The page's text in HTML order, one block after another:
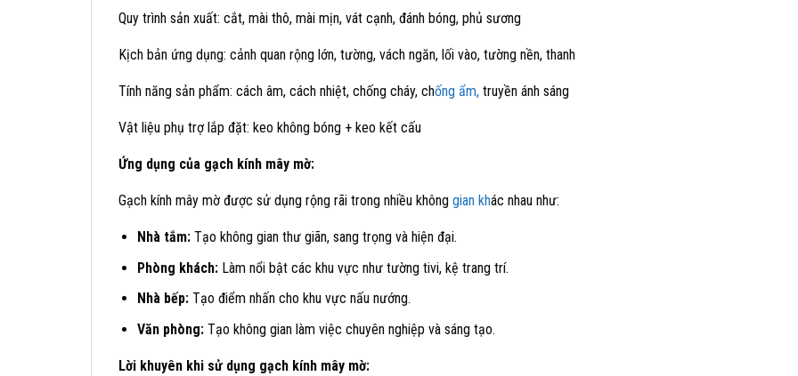
Quy trình sản xuất: cắt, mài thô, mài mịn, vát cạnh, đánh bóng, phủ sương
Kịch bản ứng dụng: cảnh quan rộng lớn, tường, vách ngăn, lối vào, tường nền, thanh
Tính năng sản phẩm: cách âm, cách nhiệt, chống cháy, chống ẩm, truyền ánh sáng
Vật liệu phụ trợ lắp đặt: keo không bóng + keo kết cấu
Ứng dụng của gạch kính mây mờ:
Gạch kính mây mờ được sử dụng rộng rãi trong nhiều không gian khác nhau như:
Nhà tắm:Tạo không gian thư giãn, sang trọng và hiện đại.
Phòng khách:Làm nổi bật các khu vực như tường tivi, kệ trang trí.
Nhà bếp:Tạo điểm nhấn cho khu vực nấu nướng.
Văn phòng:Tạo không gian làm việc chuyên nghiệp và sáng tạo.
Lời khuyên khi sử dụng gạch kính mây mờ: